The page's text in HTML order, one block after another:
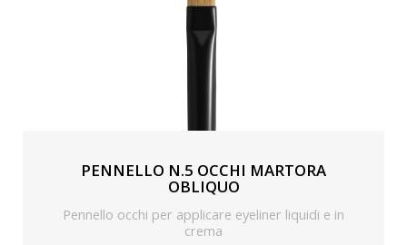
PENNELLO N.5 OCCHI MARTORA
OBLIQUO
Pennello occhi per applicare eyeliner liquidi e in
crema